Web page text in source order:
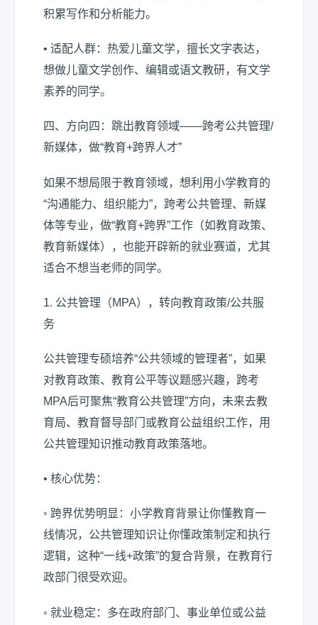
积累写作和分析能力。
• 适配人群：热爱儿童文学，擅长文字表达，
想做儿童文学创作、编辑或语文教研，有文学
素养的同学。
四、方向四：跳出教育领域——跨考公共管理/
新媒体，做“教育+跨界人才”
如果不想局限于教育领域，想利用小学教育的
“沟通能力、组织能力”，跨考公共管理、新媒
体等专业，做“教育+跨界”工作（如教育政策、
教育新媒体），也能开辟新的就业赛道，尤其
适合不想当老师的同学。
1. 公共管理（MPA），转向教育政策/公共服
务
公共管理专硕培养“公共领域的管理者”，如果
对教育政策、教育公平等议题感兴趣，跨考
MPA后可聚焦“教育公共管理”方向，未来去教
育局、教育督导部门或教育公益组织工作，用
公共管理知识推动教育政策落地。
• 核心优势：
◦ 跨界优势明显：小学教育背景让你懂教育一
线情况，公共管理知识让你懂政策制定和执行
逻辑，这种“一线+政策”的复合背景，在教育行
政部门很受欢迎。
◦ 就业稳定：多在政府部门、事业单位或公益